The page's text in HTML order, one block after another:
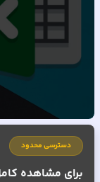
دسترسی محدود
برای مشاهده